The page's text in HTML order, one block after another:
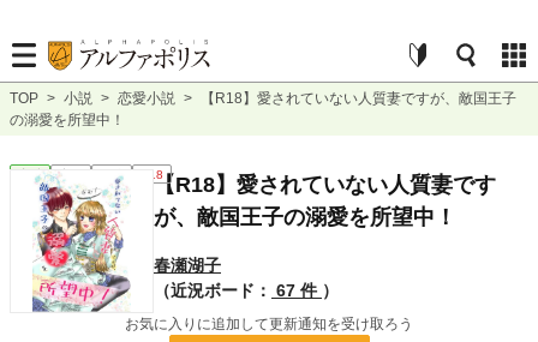
TOP > 小説 > 恋愛小説 >
【R18】愛されていない人質妻ですが、敵国王子
の溺愛を所望中！
恋愛 完結 長編 R18【R18】愛されていない人質妻です
が、敵国王子の溺愛を所望中！
春瀬湖子
（近況ボード： 67 件 ）
お気に入りに追加して更新通知を受け取ろう